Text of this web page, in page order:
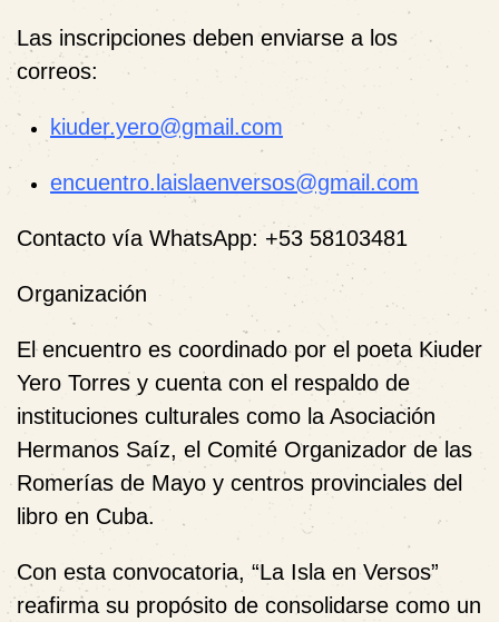
Las inscripciones deben enviarse a los
correos:
kiuder.yero@gmail.com
encuentro.laislaenversos@gmail.com
Contacto vía WhatsApp: +53 58103481
Organización
El encuentro es coordinado por el poeta Kiuder
Yero Torres y cuenta con el respaldo de
instituciones culturales como la Asociación
Hermanos Saíz, el Comité Organizador de las
Romerías de Mayo y centros provinciales del
libro en Cuba.
Con esta convocatoria, “La Isla en Versos”
reafirma su propósito de consolidarse como un